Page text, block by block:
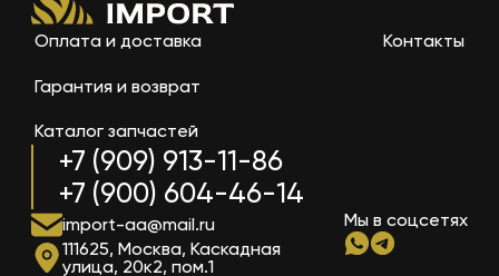
+7 (909) 913-11-86
+7 (900) 604-46-14
Оплата и доставка
Гарантия и возврат
Каталог запчастей
Контакты
import-aa@mail.ru
111625, Москва, Каскадная
улица, 20к2, пом.1
Мы в соцсетях